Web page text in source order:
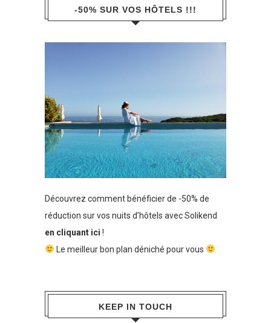
-50% SUR VOS HÔTELS !!!
Découvrez comment bénéficier de -50% de
réduction sur vos nuits d’hôtels avec Solikend
en cliquant ici !
Le meilleur bon plan déniché pour vous
KEEP IN TOUCH